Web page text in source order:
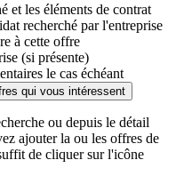
et les éléments de contrat
recherché par l'entreprise
à cette offre
(si présente)
le cas échéant
qui vous intéressent
ou depuis le détail
ajouter la ou les offres de
de cliquer sur l'icône